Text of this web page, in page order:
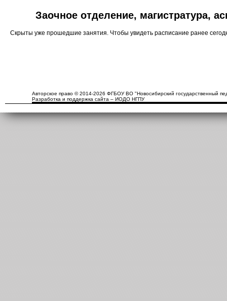
Заочное отделение, магистратура,
Скрыты уже прошедшие занятия. Чтобы увидеть расписание ранее
Авторское право © 2014-2026 ФГБОУ ВО "Новосибирский государственный
Разработка и поддержка сайта – ИОДО НГПУ